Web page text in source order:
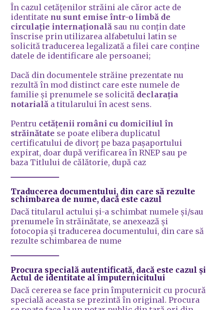
În cazul cetățenilor străini ale căror acte de
identitate nu sunt emise într-o limbă de
circulație internațională sau nu conțin date
înscrise prin utilizarea alfabetului latin se
solicită traducerea legalizată a filei care conține
datele de identificare ale persoanei;
Dacă din documentele străine prezentate nu
rezultă în mod distinct care este numele de
familie şi prenumele se solicită declaraţia
notarială a titularului în acest sens.
Pentru cetățenii români cu domiciliul în
străinătate se poate elibera duplicatul
certificatului de divorț pe baza pașaportului
expirat, doar după verificarea în RNEP sau pe
baza Titlului de călătorie, după caz
Traducerea documentului, din care să rezulte
schimbarea de nume, dacă este cazul
Dacă titularul actului şi-a schimbat numele şi/sau
prenumele în străinătate, se anexează şi
fotocopia şi traducerea documentului, din care să
rezulte schimbarea de nume
Procura specială autentificată, dacă este cazul și
Actul de identitate al împuternicitului
Dacă cererea se face prin împuternicit cu procură
specială aceasta se prezintă în original. Procura